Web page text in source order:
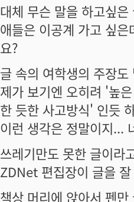
대체 무슨 말을 하고싶
애들은 이공계 가고 싶
요?
글 속의 여학생의 주장
제가 보기엔 오히려 '높
한 듯한 사고방식' 인듯
이런 생각은 정말이지...
쓰레기만도 못한 글이라
ZDNet 편집장이 글을
책상 머리에 앉아서 펜